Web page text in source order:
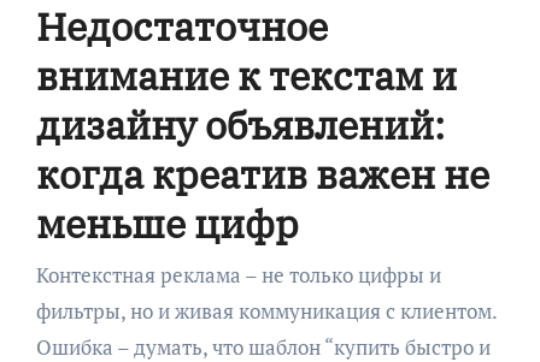
Недостаточное
внимание к текстам и
дизайну объявлений:
когда креатив важен не
меньше цифр
Контекстная реклама – не только цифры и
фильтры, но и живая коммуникация с клиентом.
Ошибка – думать, что шаблон “купить быстро и